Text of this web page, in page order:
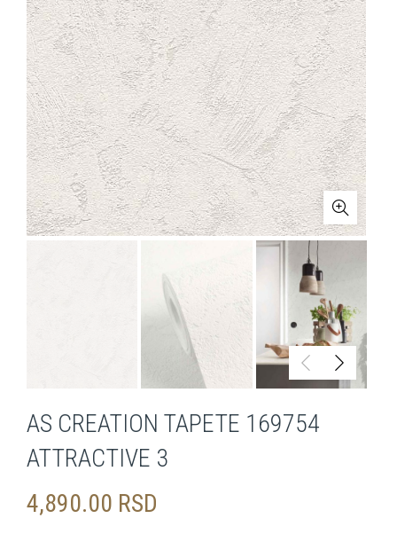
AS CREATION TAPETE 169754
ATTRACTIVE 3
4,890.00 RSD